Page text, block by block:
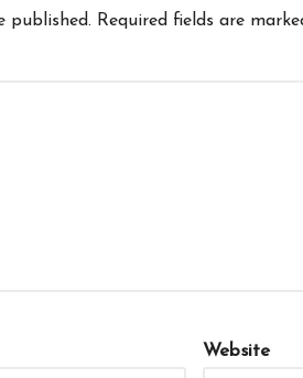
published. Required fields are
Website